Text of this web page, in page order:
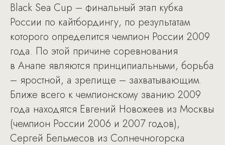
Black Sea Cup – финальный этап кубка
России по кайтбордингу, по результатам
которого определится чемпион России 2009
года. По этой причине соревнования
в Анапе являются принципиальными, борьба
– яростной, а зрелище – захватывающим.
Ближе всего к чемпионскому званию 2009
года находятся Евгений Новожеев из Москвы
(чемпион России 2006 и 2007 годов),
Сергей Бельмесов из Солнечногорска